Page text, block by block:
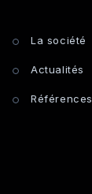
La société
Actualités
Références